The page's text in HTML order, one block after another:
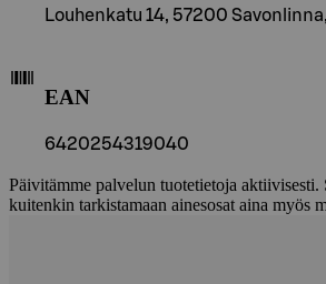
Louhenkatu 14, 57200
EAN
6420254319040
Päivitämme palvelun tuotetietoja aktiivisesti.
kuitenkin tarkistamaan ainesosat aina myös